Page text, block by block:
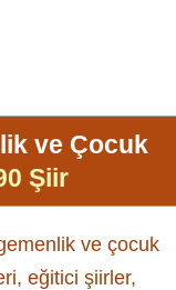
ve Çocuk
Şiir
ve çocuk
eğitici şiirler,